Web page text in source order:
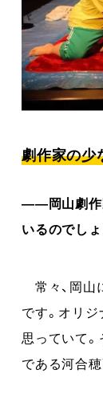
劇作家の少
――岡山劇作
いるのでしょ
常々、岡山
です。オリ
思っていて
である河合